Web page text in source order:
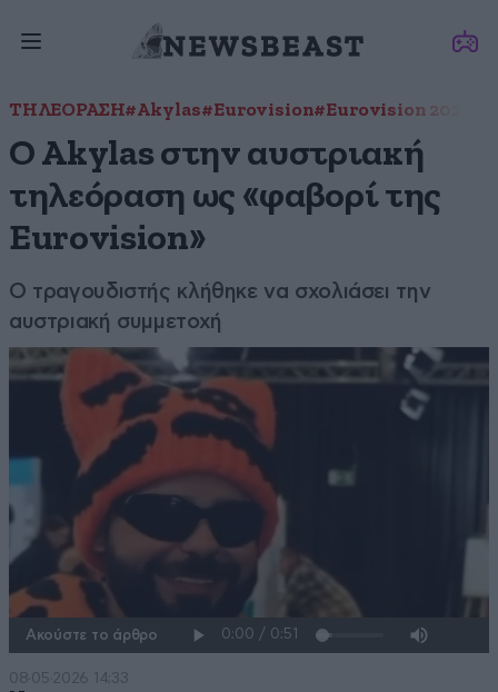
ΤΗΛΕΟΡΑΣΗ#Akylas#Eurovision#Eurovision 2026
Ο Akylas στην αυστριακή
τηλεόραση ως «φαβορί της
Eurovision»
Ο τραγουδιστής κλήθηκε να σχολιάσει την
αυστριακή συμμετοχή
Ακούστε το άρθρο
08·05·2026 14:33